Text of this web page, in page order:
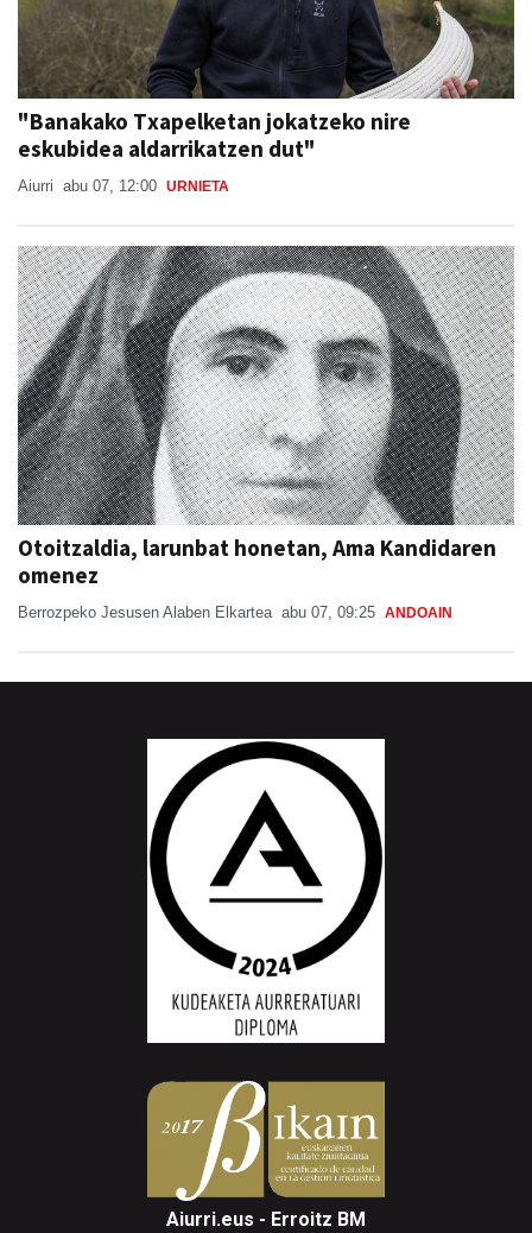
"Banakako Txapelketan jokatzeko nire
eskubidea aldarrikatzen dut"
Aiurri abu 07, 12:00 URNIETA
Otoitzaldia, larunbat honetan, Ama Kandidaren
omenez
Berrozpeko Jesusen Alaben Elkartea abu 07, 09:25 ANDOAIN
Aiurri.eus - Erroitz BM